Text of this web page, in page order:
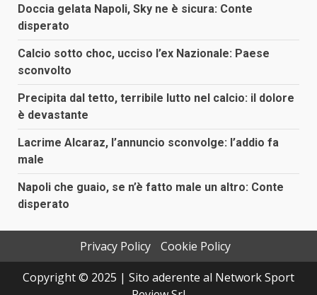
Doccia gelata Napoli, Sky ne è sicura: Conte
disperato
Calcio sotto choc, ucciso l’ex Nazionale: Paese
sconvolto
Precipita dal tetto, terribile lutto nel calcio: il dolore
è devastante
Lacrime Alcaraz, l’annuncio sconvolge: l’addio fa
male
Napoli che guaio, se n’è fatto male un altro: Conte
disperato
Privacy Policy
Cookie Policy
Copyright © 2025 | Sito aderente al Network Sport